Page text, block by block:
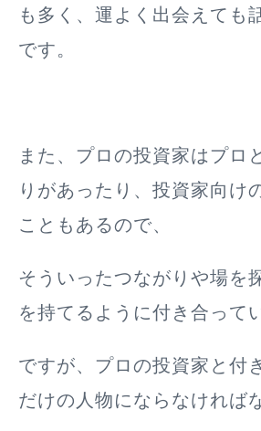
も多く、運よく出会えても
です。
また、プロの投資家はプロ
りがあったり、投資家向け
こともあるので、
そういったつながりや場を
を持てるように付き合って
ですが、プロの投資家と付
だけの人物にならなければ